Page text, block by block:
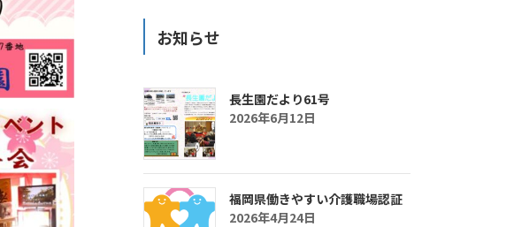
お知らせ
長生園だより61号
2026年6月12日
福岡県働きやすい介護職場認証
2026年4月24日